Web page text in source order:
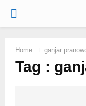
PRIMARY
Home ganjar
Tag :